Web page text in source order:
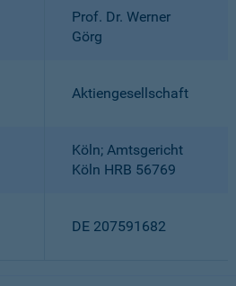
Prof. Dr. Werner
Görg
Aktiengesellschaft
Köln; Amtsgericht
Köln HRB 56769
DE 207591682